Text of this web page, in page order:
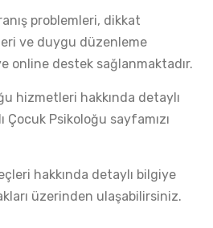
problemleri, dikkat
ve duygu düzenleme
online destek sağlanmaktadır.
hizmetleri hakkında detaylı
Çocuk Psikoloğu sayfamızı
hakkında detaylı bilgiye
üzerinden ulaşabilirsiniz.